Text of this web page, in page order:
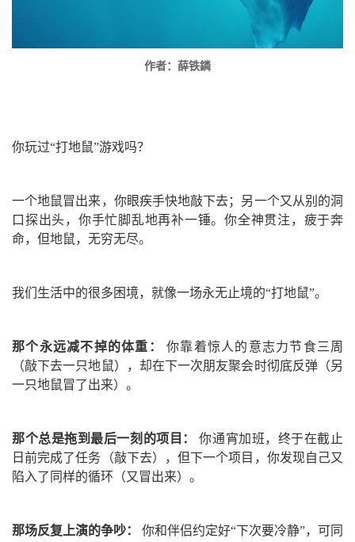
作者：薛铁鏻
你玩过“打地鼠”游戏吗？
一个地鼠冒出来，你眼疾手快地敲下去；另一个又从别的洞
口探出头，你手忙脚乱地再补一锤。你全神贯注，疲于奔
命，但地鼠，无穷无尽。
我们生活中的很多困境，就像一场永无止境的“打地鼠”。
那个永远减不掉的体重：
你靠着惊人的意志力节食三周
（敲下去一只地鼠），却在下一次朋友聚会时彻底反弹（另
一只地鼠冒了出来）。
那个总是拖到最后一刻的项目：
你通宵加班，终于在截止
日前完成了任务（敲下去），但下一个项目，你发现自己又
陷入了同样的循环（又冒出来）。
那场反复上演的争吵：
你和伴侣约定好“下次要冷静”，可同